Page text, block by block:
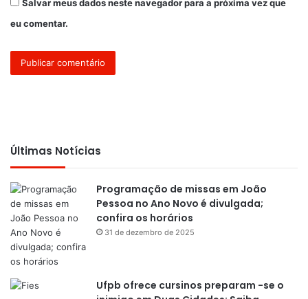
Salvar meus dados neste navegador para a próxima vez que
eu comentar.
Últimas Notícias
Programação de missas em João
Pessoa no Ano Novo é divulgada;
confira os horários
31 de dezembro de 2025
Ufpb ofrece cursinos preparam -se o